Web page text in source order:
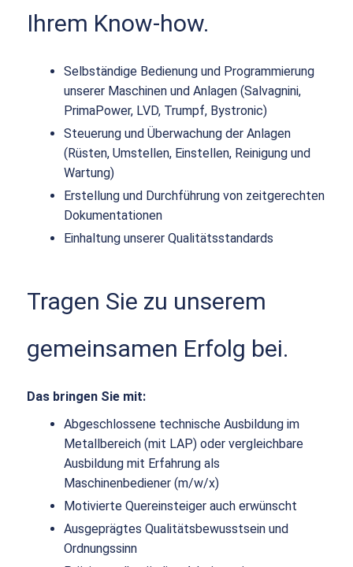
Ihrem Know-how.
Selbständige Bedienung und Programmierung
unserer Maschinen und Anlagen (Salvagnini,
PrimaPower, LVD, Trumpf, Bystronic)
Steuerung und Überwachung der Anlagen
(Rüsten, Umstellen, Einstellen, Reinigung und
Wartung)
Erstellung und Durchführung von zeitgerechten
Dokumentationen
Einhaltung unserer Qualitätsstandards
Tragen Sie zu unserem
gemeinsamen Erfolg bei.
Das bringen Sie mit:
Abgeschlossene technische Ausbildung im
Metallbereich (mit LAP) oder vergleichbare
Ausbildung mit Erfahrung als
Maschinenbediener (m/w/x)
Motivierte Quereinsteiger auch erwünscht
Ausgeprägtes Qualitätsbewusstsein und
Ordnungssinn